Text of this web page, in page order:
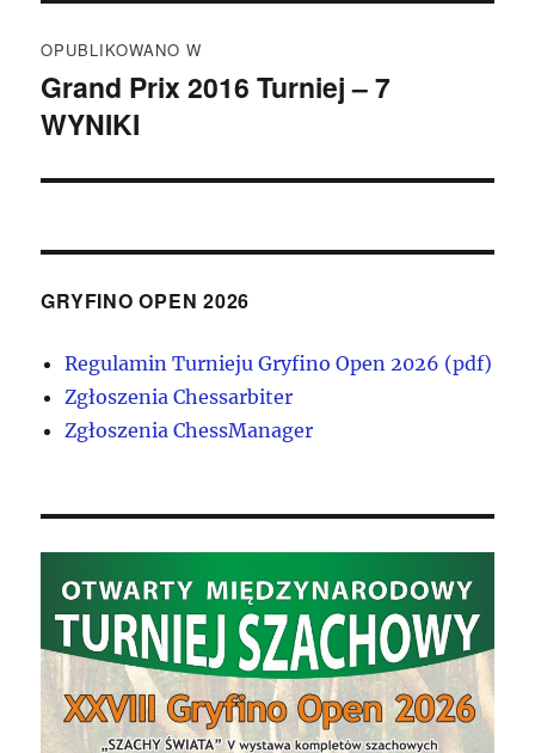
wpisu
OPUBLIKOWANO W
Grand Prix 2016 Turniej – 7
WYNIKI
GRYFINO OPEN 2026
Regulamin Turnieju Gryfino Open 2026 (pdf)
Zgłoszenia Chessarbiter
Zgłoszenia ChessManager